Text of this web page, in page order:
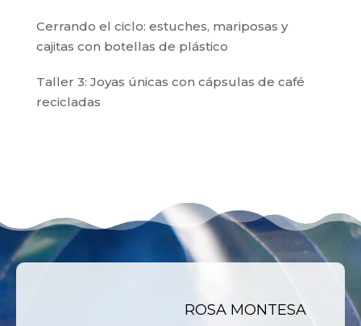
Cerrando el ciclo: estuches, mariposas y
cajitas con botellas de plástico
Taller 3: Joyas únicas con cápsulas de café
recicladas
ROSA MONTESA